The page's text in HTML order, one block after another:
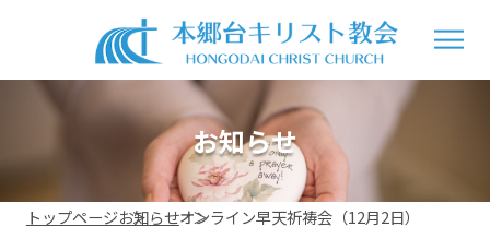
お知らせ
トップページお知らせオンライン早天祈祷会（12月2日）